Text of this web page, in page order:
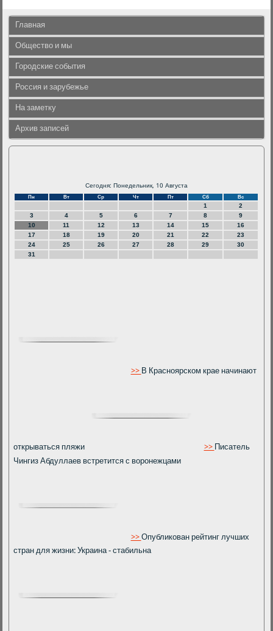
Главная
Общество и мы
Городские события
Россия и зарубежье
На заметку
Архив записей
Сегодня: Понедельник, 10 Августа
Пн Вт Ср Чт Пт Сб Вс
1
2
3
4 5 6 7 8
9
10
11 12 13 14 15
16
17
18 19 20 21 22
23
24
25 26 27 28 29
30
31
>>В Красноярском крае начинают
открываться пляжи >>Писатель
Чингиз Абдуллаев встретится с воронежцами
>>Опубликован рейтинг лучших
стран для жизни: Украина - стабильна